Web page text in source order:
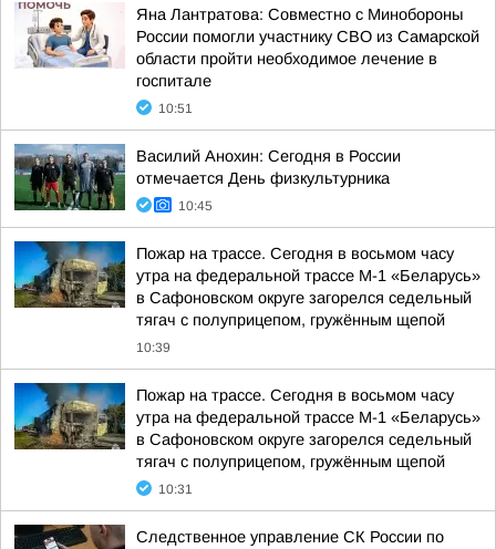
Яна Лантратова: Совместно с Минобороны
России помогли участнику СВО из Самарской
области пройти необходимое лечение в
госпитале
10:51
Василий Анохин: Сегодня в России
отмечается День физкультурника
10:45
Пожар на трассе. Сегодня в восьмом часу
утра на федеральной трассе М-1 «Беларусь»
в Сафоновском округе загорелся седельный
тягач с полуприцепом, гружённым щепой
10:39
Пожар на трассе. Сегодня в восьмом часу
утра на федеральной трассе М-1 «Беларусь»
в Сафоновском округе загорелся седельный
тягач с полуприцепом, гружённым щепой
10:31
Следственное управление СК России по